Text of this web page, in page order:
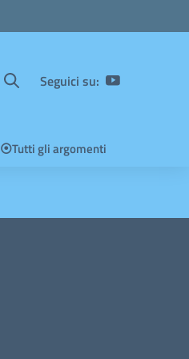
Seguici su:
⦿Tutti gli argomenti